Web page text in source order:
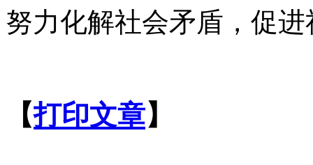
努力化解社会矛盾，促
【打印文章】